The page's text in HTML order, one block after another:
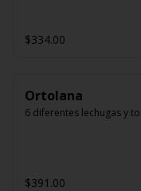
$334.00
Ortolana
6 diferentes lechugas y
$391.00